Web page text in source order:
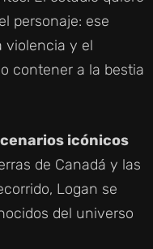
personaje: ese
violencia y el
contener a la bestia
icónicos
de Canadá y las
Logan se
del universo